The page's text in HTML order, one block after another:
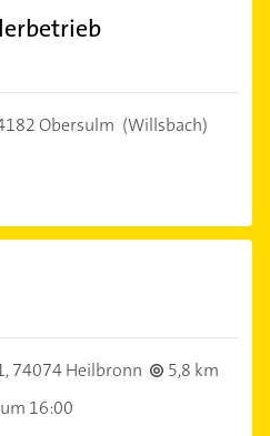
Obersulm (Willsbach)
74074 Heilbronn
5,8 km
16:00